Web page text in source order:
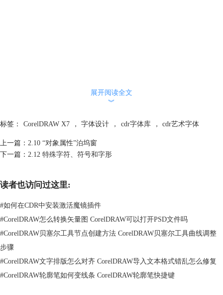
展开阅读全文
︾
标签： CorelDRAW X7 ， 字体设计 ， cdr字体库 ， cdr艺术字体
上一篇： 2.10 “对象属性”泊坞窗
下一篇： 2.12 特殊字符、符号和字形
读者也访问过这里:
#如何在CDR中安装激活魔镜插件
#CorelDRAW怎么转换矢量图 CorelDRAW可以打开PSD文件吗
#CorelDRAW贝塞尔工具节点创建方法 CorelDRAW贝塞尔工具曲线调整
步骤
#CorelDRAW文字排版怎么对齐 CorelDRAW导入文本格式错乱怎么修复
#CorelDRAW轮廓笔如何变线条 CorelDRAW轮廓笔快捷键